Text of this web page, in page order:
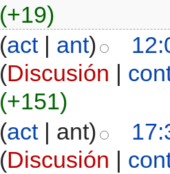
(+19)
(act| ant)
(Discusión |
(+151)
(act| ant)
(Discusión |